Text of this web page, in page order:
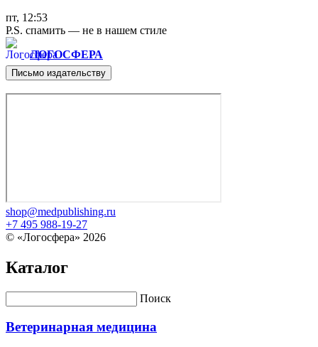
пт, 12:53
P.S. спамить — не в нашем стиле
ЛОГОСФЕРА
Письмо издательству
shop@medpublishing.ru
+7 495 988-19-27
© «Логосфера» 2026
Каталог
Поиск
Ветеринарная медицина